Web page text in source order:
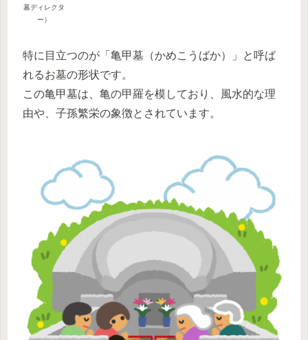
墓ディレクタ
ー）
特に目立つのが「亀甲墓（かめこうばか）」と呼ば
れるお墓の形状です。
この亀甲墓は、亀の甲羅を模しており、風水的な理
由や、子孫繁栄の象徴とされています。